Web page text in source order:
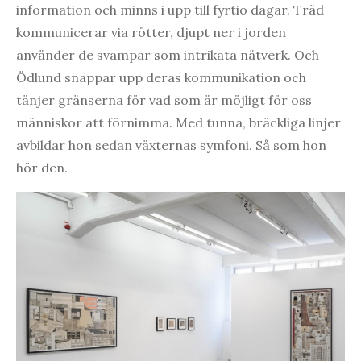
information och minns i upp till fyrtio dagar. Träd
kommunicerar via rötter, djupt ner i jorden
använder de svampar som intrikata nätverk. Och
Ödlund snappar upp deras kommunikation och
tänjer gränserna för vad som är möjligt för oss
människor att förnimma. Med tunna, bräckliga linjer
avbildar hon sedan växternas symfoni. Så som hon
hör den.